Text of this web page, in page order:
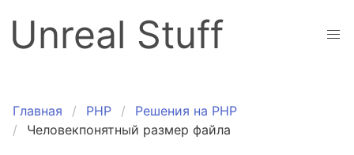
Unreal Stuff
Главная PHP
Решения на PHP
Человекпонятный размер файла